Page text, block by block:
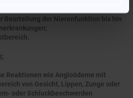
Beurteilung der Nierenfunktion bis hin
Reaktionen wie Angioödeme mit
von Gesicht, Lippen, Zunge oder
oder Schluckbeschwerden